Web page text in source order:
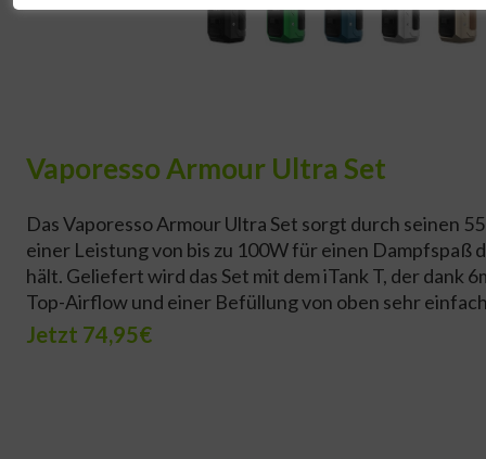
Vaporesso Armour Ultra Set
Das Vaporesso Armour Ultra Set sorgt durch seinen
einer Leistung von bis zu 100W für einen Dampfspaß
hält. Geliefert wird das Set mit dem iTank T, der dank
Top-Airflow und einer Befüllung von oben sehr
Jetzt 74,95€